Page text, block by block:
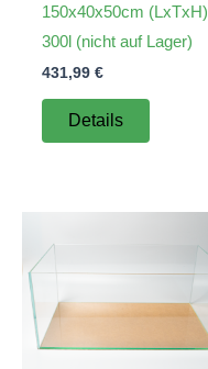
150x40x50cm (LxTxH)
300l (nicht auf Lager)
431,99 €
Details